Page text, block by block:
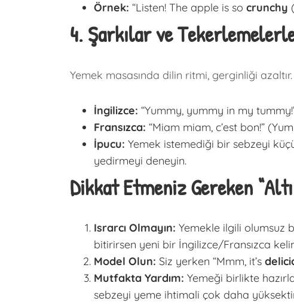
Örnek: “Listen! The apple is so crunchy
4. Şarkılar ve
Yemek masasında dilin ritmi, gerginliği azaltır.
İngilizce: “Yummy, yummy in my
Fransızca: “Miam miam, c’est bon!”
İpucu: Yemek istemediği bir sebzeyi
yedirmeyi deneyin.
Dikkat Etmeniz Gereken
Israrcı Olmayın: Yemekle ilgili olumsuz
bitirirsen yeni bir İngilizce/Fransızca
Model Olun: Siz yerken “Mmm, it’s
Mutfakta Yardım: Yemeği birlikte
sebzeyi yeme ihtimali çok daha